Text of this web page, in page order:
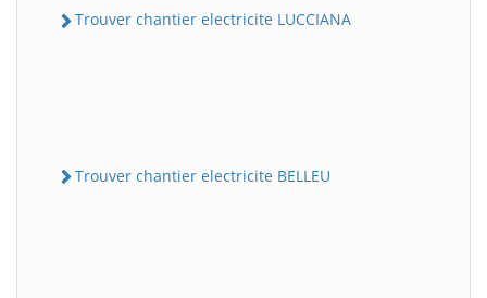
Trouver chantier electricite LUCCIANA
Trouver chantier electricite BELLEU